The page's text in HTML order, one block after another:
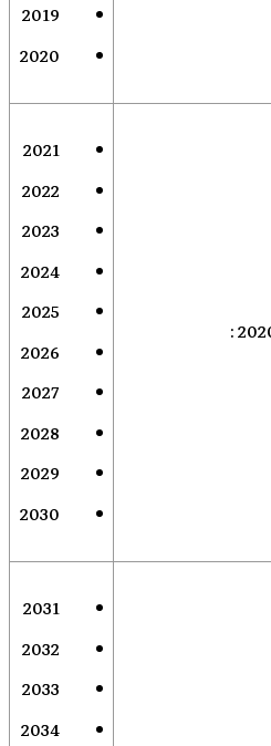
2019
2020
:
2021
2022
2023
2024
2025
2026
2027
2028
2029
2030
2031
2032
2033
2034